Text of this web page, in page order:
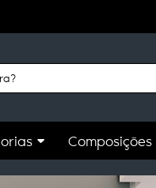
Composições